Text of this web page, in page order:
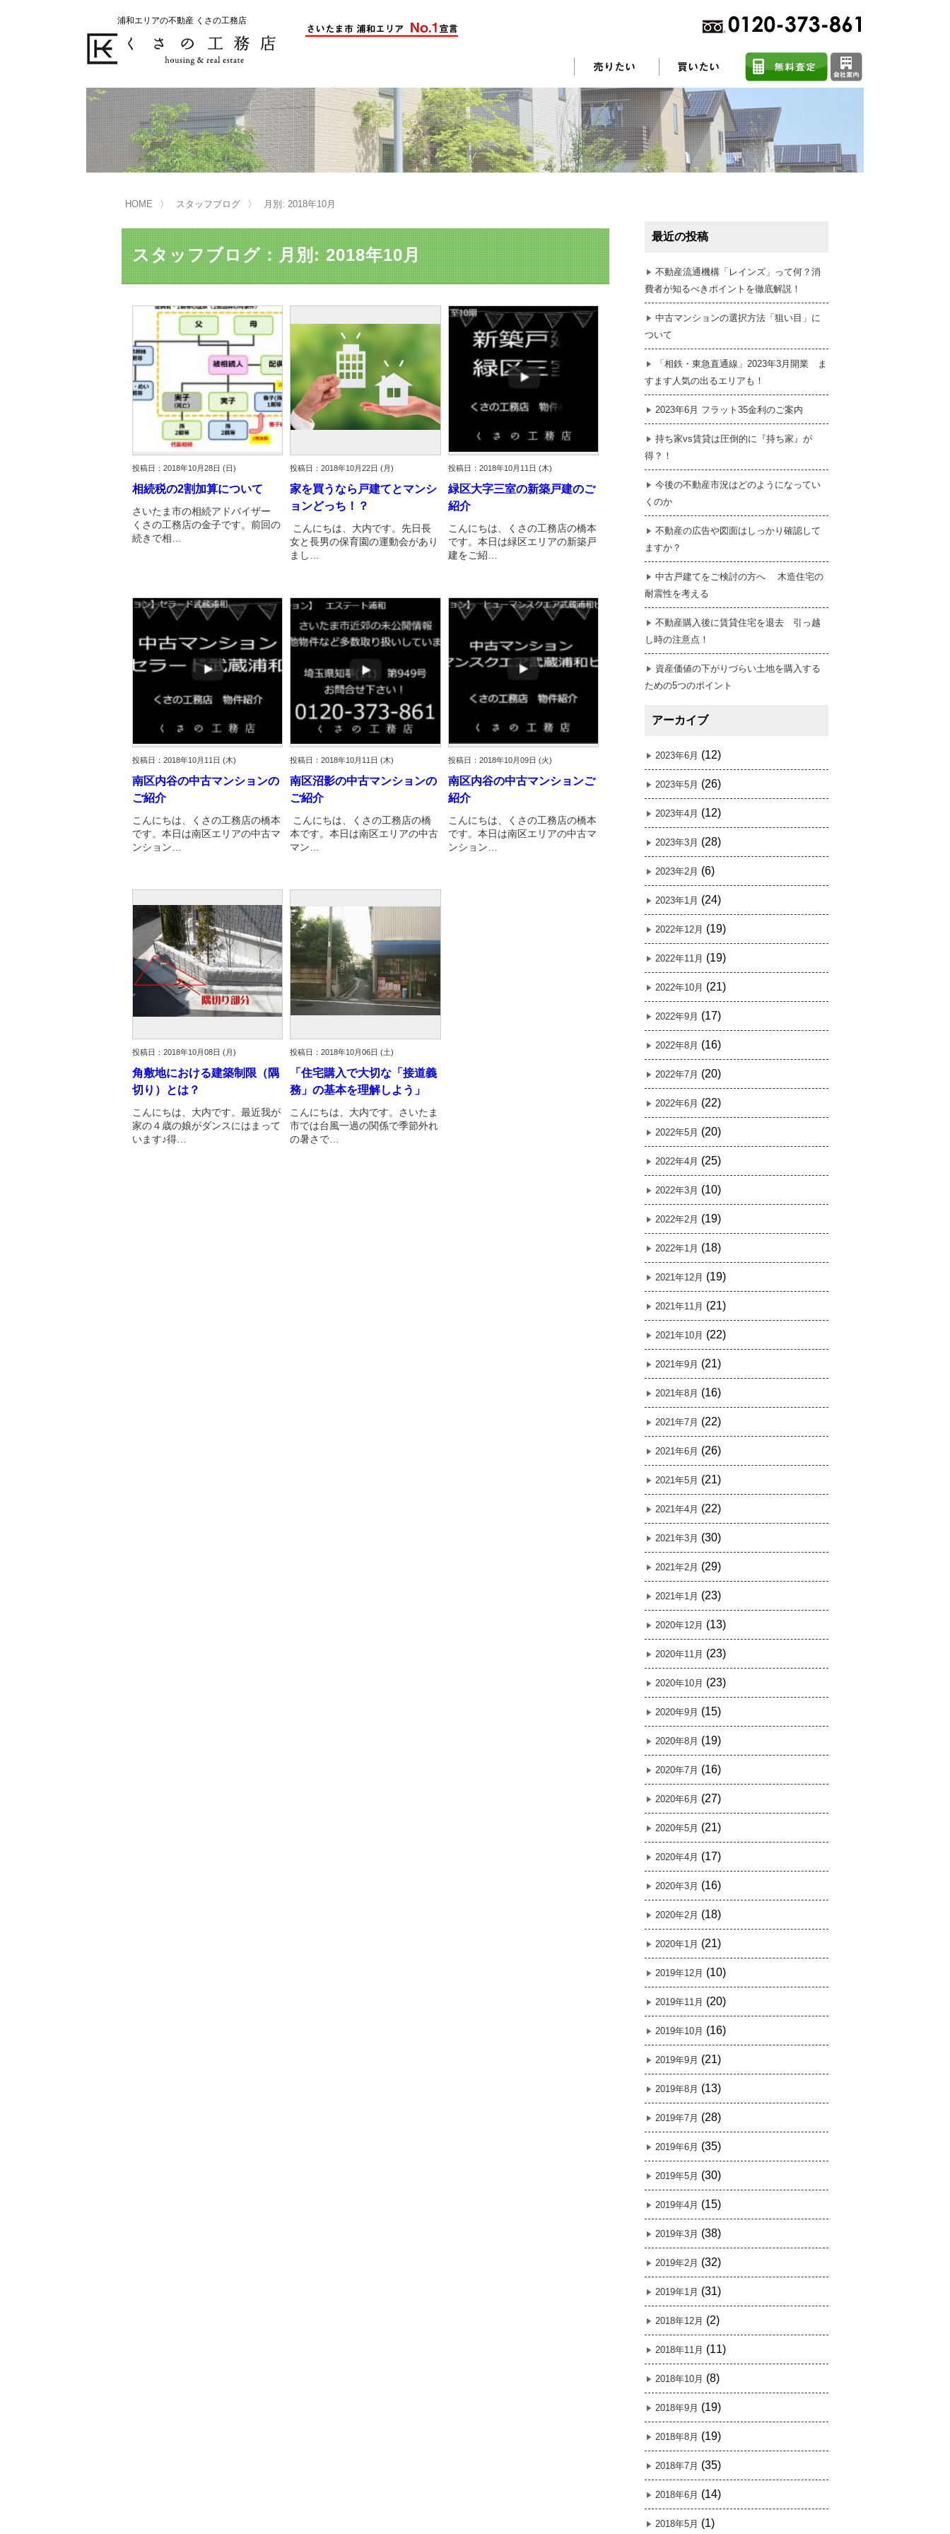
浦和エリアの不動産 くさの工務店
不動産の売却をお考えのお客様
くさの工務店が選ばれる理由 売却活動 売却されたお客様の声 不動産売却に関するよくある質問
買い替えサポート はじめての売却 不動産売却成功のコツ 任意売却
不動産の相続 売却前の修繕・リフォーム
売却の流れ（手順）
不動産売却の詳しい流れ 仲介による不動産売却 買取による不動産売却 売買契約のご締結
不動産の引き渡し 不動産の残代金の受領について
不動産の購入をお考えのお客様
くさの工務店が選ばれる理由 購入されたお客様の声 不動産購入に関するよくある質問
住宅ローン控除・消費税について
リニュアル仲介とは
資産価値の減りにくい住宅購入 中古だから安心して購入できる仕組み リニュアル仲介で実現する豊かな暮らし はじめての物件探し
HOME スタッフブログ 月別: 2018年10月
スタッフブログ：月別: 2018年10月
投稿日：2018年10月28日 (日)
相続税の2割加算について
さいたま市の相続アドバイザー
くさの工務店の金子です。前回の
続きで相…
投稿日：2018年10月22日 (月)
家を買うなら戸建てとマンシ
ョンどっち！？
こんにちは、大内です。先日長
女と長男の保育園の運動会があり
まし…
投稿日：2018年10月11日 (木)
緑区大字三室の新築戸建のご
紹介
こんにちは、くさの工務店の橋本
です。本日は緑区エリアの新築戸
建をご紹…
投稿日：2018年10月11日 (木)
南区内谷の中古マンションの
ご紹介
こんにちは、くさの工務店の橋本
です。本日は南区エリアの中古マ
ンション…
投稿日：2018年10月11日 (木)
南区沼影の中古マンションの
ご紹介
こんにちは、くさの工務店の橋
本です。本日は南区エリアの中古
マン…
投稿日：2018年10月09日 (火)
南区内谷の中古マンションご
紹介
こんにちは、くさの工務店の橋本
です。本日は南区エリアの中古マ
ンション…
投稿日：2018年10月08日 (月)
角敷地における建築制限（隅
切り）とは？
こんにちは、大内です。最近我が
家の４歳の娘がダンスにはまって
います♪得…
投稿日：2018年10月06日 (土)
「住宅購入で大切な「接道義
務」の基本を理解しよう」
こんにちは、大内です。さいたま
市では台風一過の関係で季節外れ
の暑さで…
最近の投稿
不動産流通機構「レインズ」って何？消
費者が知るべきポイントを徹底解説！
中古マンションの選択方法「狙い目」に
ついて
「相鉄・東急直通線」2023年3月開業 ま
すます人気の出るエリアも！
2023年6月 フラット35金利のご案内
持ち家vs賃貸は圧倒的に『持ち家』が
得？！
今後の不動産市況はどのようになってい
くのか
不動産の広告や図面はしっかり確認して
ますか？
中古戸建てをご検討の方へ 木造住宅の
耐震性を考える
不動産購入後に賃貸住宅を退去 引っ越
し時の注意点！
資産価値の下がりづらい土地を購入する
ための5つのポイント
アーカイブ
2023年6月 (12)
2023年5月 (26)
2023年4月 (12)
2023年3月 (28)
2023年2月 (6)
2023年1月 (24)
2022年12月 (19)
2022年11月 (19)
2022年10月 (21)
2022年9月 (17)
2022年8月 (16)
2022年7月 (20)
2022年6月 (22)
2022年5月 (20)
2022年4月 (25)
2022年3月 (10)
2022年2月 (19)
2022年1月 (18)
2021年12月 (19)
2021年11月 (21)
2021年10月 (22)
2021年9月 (21)
2021年8月 (16)
2021年7月 (22)
2021年6月 (26)
2021年5月 (21)
2021年4月 (22)
2021年3月 (30)
2021年2月 (29)
2021年1月 (23)
2020年12月 (13)
2020年11月 (23)
2020年10月 (23)
2020年9月 (15)
2020年8月 (19)
2020年7月 (16)
2020年6月 (27)
2020年5月 (21)
2020年4月 (17)
2020年3月 (16)
2020年2月 (18)
2020年1月 (21)
2019年12月 (10)
2019年11月 (20)
2019年10月 (16)
2019年9月 (21)
2019年8月 (13)
2019年7月 (28)
2019年6月 (35)
2019年5月 (30)
2019年4月 (15)
2019年3月 (38)
2019年2月 (32)
2019年1月 (31)
2018年12月 (2)
2018年11月 (11)
2018年10月 (8)
2018年9月 (19)
2018年8月 (19)
2018年7月 (35)
2018年6月 (14)
2018年5月 (1)